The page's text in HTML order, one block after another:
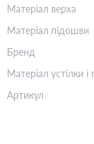
Матеріал верха
Матеріал підошви
Бренд
Матеріал устілки і
Артикул